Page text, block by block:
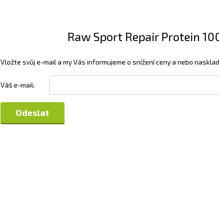
Raw Sport Repair Protein
Vložte svůj e-mail a my Vás informujeme o snížení ceny a nebo
Váš e-mail: